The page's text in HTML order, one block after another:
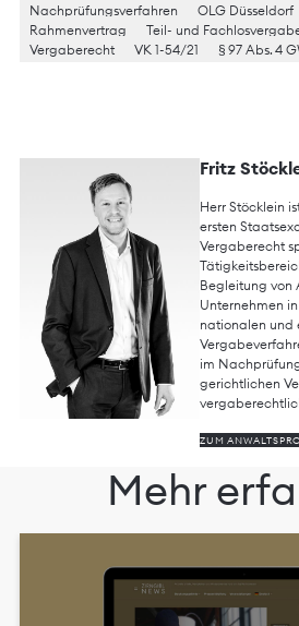
Nachprüfungsverfahren
OLG Düsseldorf
Rahmenvertrag
Teil- und
Vergaberecht
VK 1-54/21 § 97 Abs. 4
Fritz
Herr Stöcklein
ersten
Vergaberecht
Begleitung von
Unternehmen
nationalen und
im
gerichtlichen
ZUM
Mehr